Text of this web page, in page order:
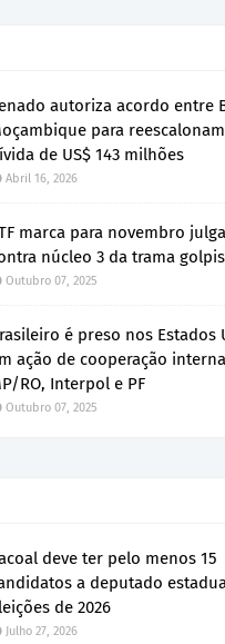
autoriza acordo entre
para
de US$ 143 milhões
Abril 16, 2026
marca para novembro
núcleo 3 da trama
Outubro 07, 2025
é preso nos Estados
ação de cooperação
RO, Interpol e PF
Outubro 07, 2025
deve ter pelo menos 15
a deputado
de 2026
Julho 27, 2026